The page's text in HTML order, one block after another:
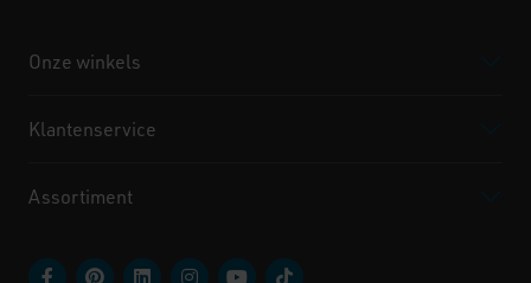
Onze winkels
Klantenservice
Assortiment